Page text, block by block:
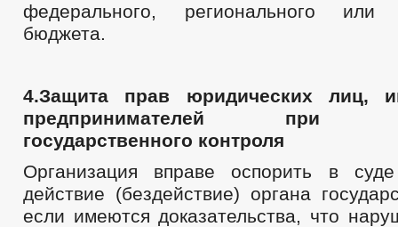
федерального, регионального или
бюджета.
4.Защита прав юридических лиц,
предпринимателей при
государственного контроля
Организация вправе оспорить в
действие (бездействие) органа
если имеются доказательства, что